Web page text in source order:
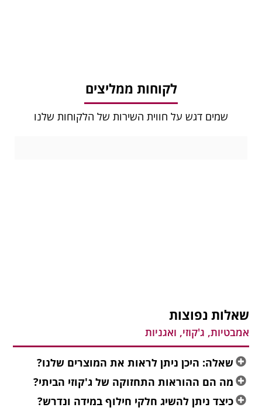
לקוחות ממליצים
שמים דגש על חווית השירות של הלקוחות שלנו
שאלות נפוצות
אמבטיות, ג'קוזי, ואגניות
שאלה: היכן ניתן לראות את המוצרים שלנו?
מה הם ההוראות התחזוקה של ג'קוזי הביתי?
כיצד ניתן להשיג חלקי חילוף במידה ונדרש?